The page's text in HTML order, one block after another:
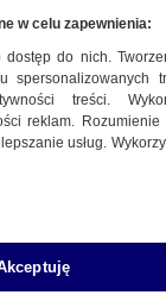
spotkali
Rosja jest
w celu zapewnienia:
do nich.
spersonalizowanych
treści.
reklam.
usług.